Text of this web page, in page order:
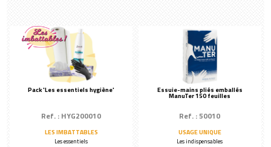
Ouatés lisses
Micro-gaufrés
Non tissés
LINGE JETABLE
Sous-vêtements jetables
Pack 'Les essentiels hygiène'
Ref. : HYG200010
LES IMBATTABLES
Les essentiels
Essuie-mains pliés emballés
ManuTer 150 feuilles
Ref. : 50010
USAGE UNIQUE
Les indispensables